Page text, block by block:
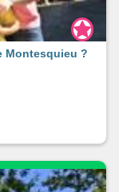
Montesquieu ?